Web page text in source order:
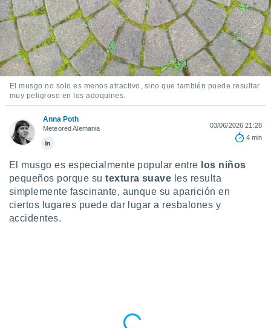
contenido
coste.
botón
a la
la
todas
ya sean
nos
en
perfil
y
ACEPTAR
Y
CONTINUAR
CONFIGURACIÓN
El musgo no solo es menos atractivo, sino que también puede resultar
muy peligroso en los adoquines.
Anna Poth
Meteored Alemania
03/06/2026 21:28
4 min
El musgo es especialmente popular entre los niños
pequeños porque sutextura suave les resulta
simplemente fascinante, aunque su aparición en
ciertos lugares puede dar lugar a resbalones y
accidentes.